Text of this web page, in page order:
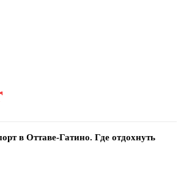
в Оттаве-Гатино. Где отдохнуть